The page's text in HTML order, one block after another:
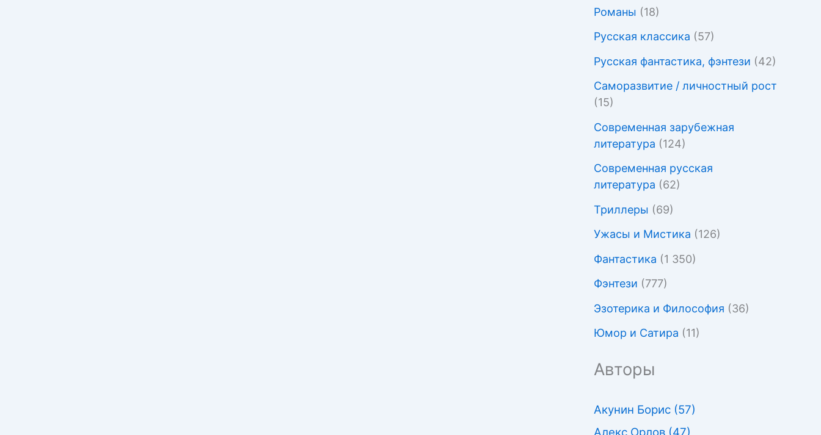
Романы (18)
Русская классика (57)
Русская фантастика, фэнтези (42)
Саморазвитие / личностный рост
(15)
Современная зарубежная
литература (124)
Современная русская
литература (62)
Триллеры (69)
Ужасы и Мистика (126)
Фантастика (1 350)
Фэнтези (777)
Эзотерика и Философия (36)
Юмор и Сатира (11)
Авторы
Акунин Борис (57)